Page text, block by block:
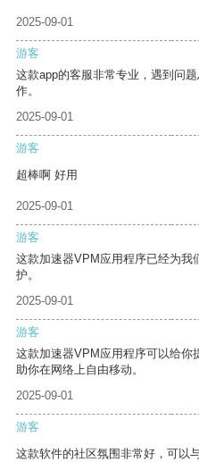
2025-09-01
游客
这款app的客服非常专业，遇到问
作。
2025-09-01
游客
超棒啊 好用
2025-09-01
游客
这款加速器VPM应用程序已经为我
护。
2025-09-01
游客
这款加速器VPM应用程序可以给你
助你在网络上自由移动。
2025-09-01
游客
这款软件的社区氛围非常好，可以